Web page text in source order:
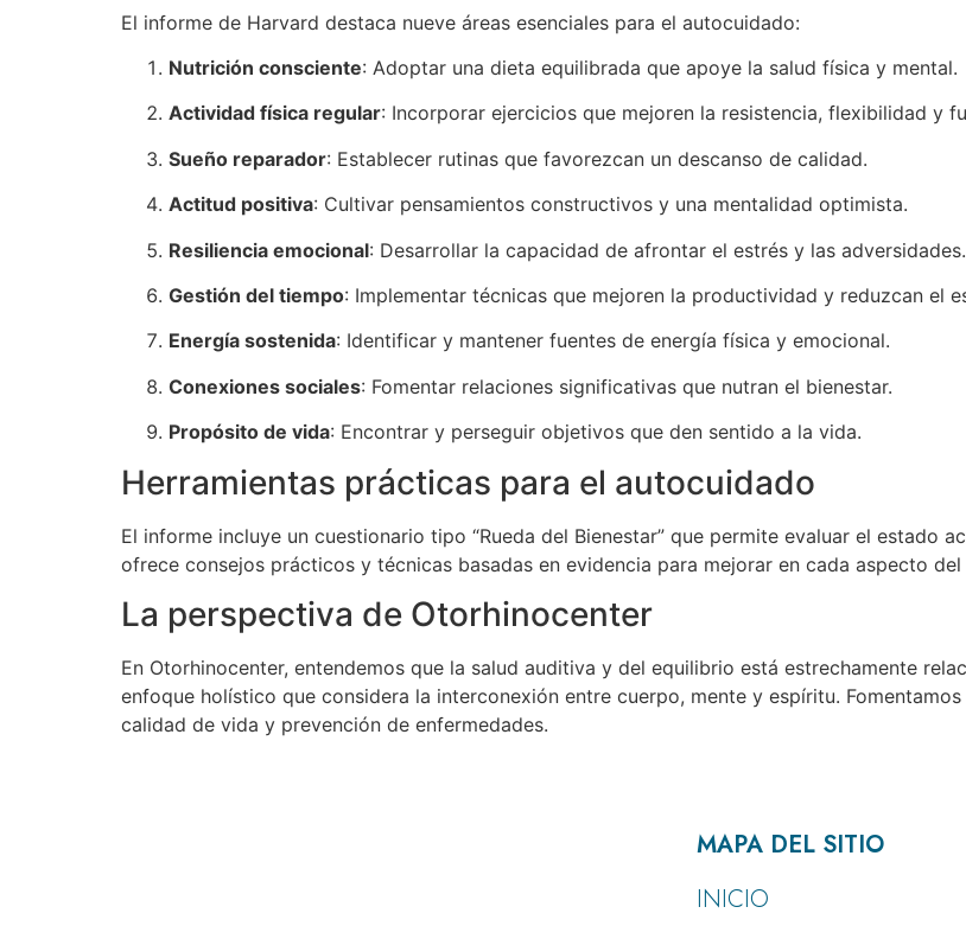
El informe de Harvard destaca nueve áreas esenciales para el autocuidado:
Nutrición consciente: Adoptar una dieta equilibrada que apoye la salud física y mental.
Actividad física regular: Incorporar ejercicios que mejoren la resistencia, flexibilidad y
Sueño reparador: Establecer rutinas que favorezcan un descanso de calidad.
Actitud positiva: Cultivar pensamientos constructivos y una mentalidad optimista.
Resiliencia emocional: Desarrollar la capacidad de afrontar el estrés y las adversidades.
Gestión del tiempo: Implementar técnicas que mejoren la productividad y reduzcan el
Energía sostenida: Identificar y mantener fuentes de energía física y emocional.
Conexiones sociales: Fomentar relaciones significativas que nutran el bienestar.
Propósito de vida: Encontrar y perseguir objetivos que den sentido a la vida.
Herramientas prácticas para el autocuidado
El informe incluye un cuestionario tipo “Rueda del Bienestar” que permite evaluar el estado
ofrece consejos prácticos y técnicas basadas en evidencia para mejorar en cada aspecto
La perspectiva de Otorhinocenter
En Otorhinocenter, entendemos que la salud auditiva y del equilibrio está estrechamente
enfoque holístico que considera la interconexión entre cuerpo, mente y espíritu.
calidad de vida y prevención de enfermedades.
MAPA DEL SITIO
INICIO